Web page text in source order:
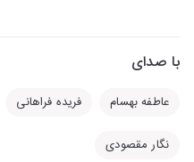
با صدای
عاطفه بهسام فریده فراهانی
نگار مقصودی